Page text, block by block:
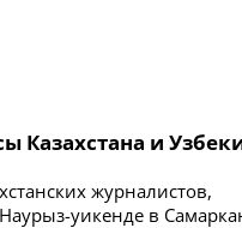
Казахстана и
журналистов,
уикенде в